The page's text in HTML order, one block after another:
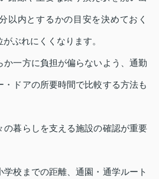
以内とするかの目安を決めておく
ぶれにくくなります。
か一方に負担が偏らないよう、通勤
ドアの所要時間で比較する方法も
の暮らしを支える施設の確認が重要
校までの距離、通園・通学ルート